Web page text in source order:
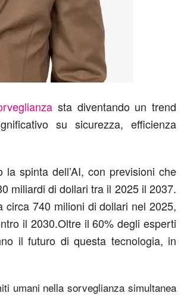
sta diventando un trend
su sicurezza, efficienza
spinta dell’AI, con previsioni che
miliardi di dollari tra il 2025 il 2037.
740 milioni di dollari nel 2025,
il 2030.Oltre il 60% degli esperti
il futuro di questa tecnologia, in
umani nella sorveglianza simultanea